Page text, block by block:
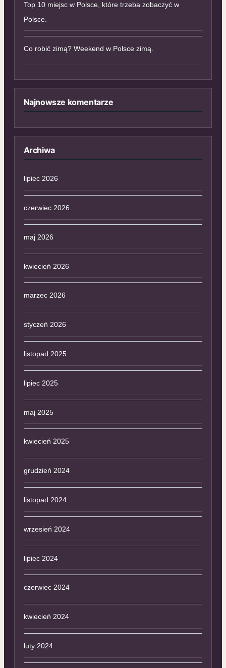
Top 10 miejsc w Polsce, które trzeba zobaczyć w
Polsce.
Co robić zimą? Weekend w Polsce zimą.
Najnowsze komentarze
Archiwa
lipiec 2026
czerwiec 2026
maj 2026
kwiecień 2026
marzec 2026
styczeń 2026
listopad 2025
lipiec 2025
maj 2025
kwiecień 2025
grudzień 2024
listopad 2024
wrzesień 2024
lipiec 2024
czerwiec 2024
kwiecień 2024
luty 2024